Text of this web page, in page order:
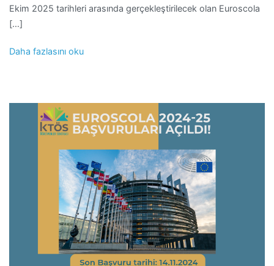
Ekim 2025 tarihleri arasında gerçekleştirilecek olan Euroscola
[…]
Daha fazlasını oku